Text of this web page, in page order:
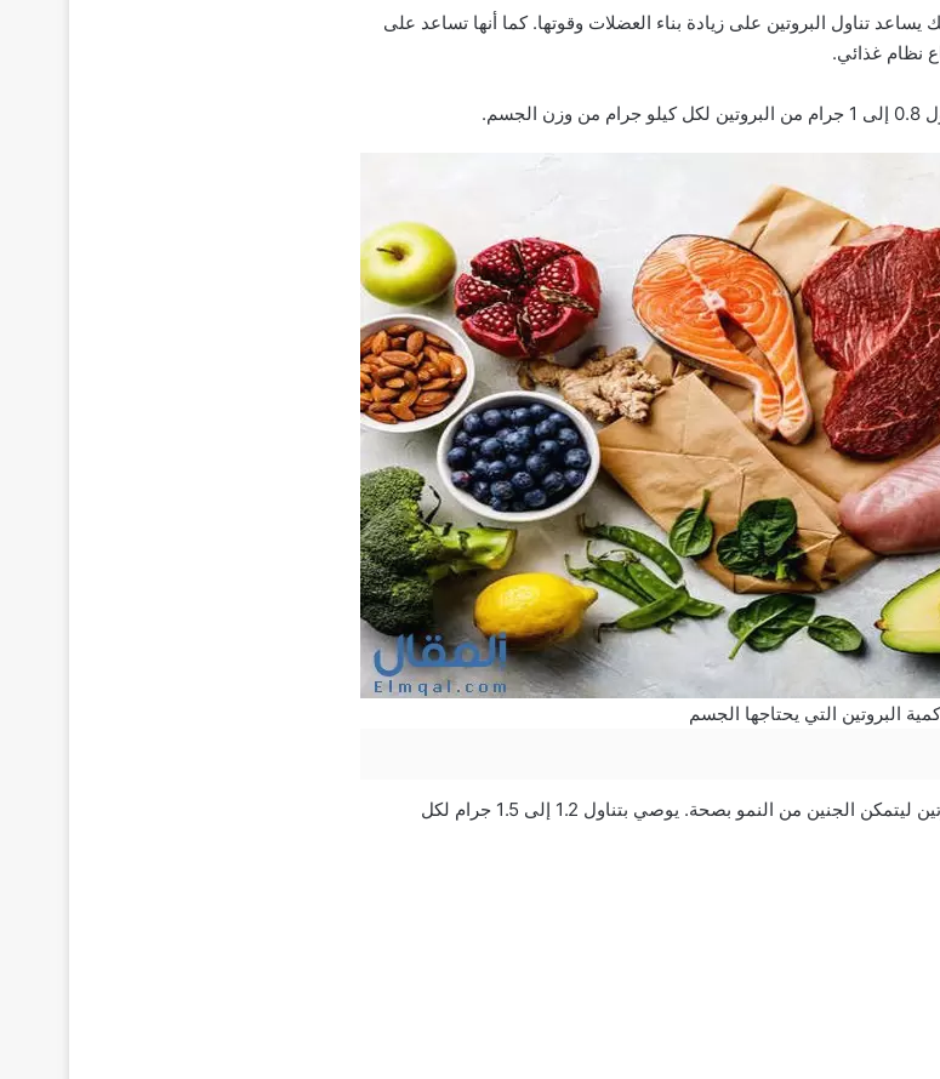
تناول البروتين على زيادة بناء العضلات وقوتها. كما أنها تساعد على
نظام غذائي.
كمية البروتين التي يحتاجها الجسم
أثناء الحمل، يحتاج الجسم إلى مزيد من البروتين ليتمكن الجنين من النمو بصحة. يوصي بتناول 1.2 إلى 1.5 جرام لكل